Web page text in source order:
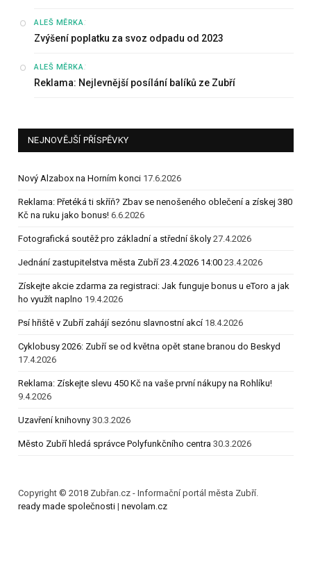
ALEŠ MĚRKA:
Zvýšení poplatku za svoz odpadu od 2023
ALEŠ MĚRKA:
Reklama: Nejlevnější posílání balíků ze Zubří
NEJNOVĚJŠÍ PŘÍSPĚVKY
Nový Alzabox na Horním konci 17.6.2026
Reklama: Přetéká ti skříň? Zbav se nenošeného oblečení a získej 380
Kč na ruku jako bonus! 6.6.2026
Fotografická soutěž pro základní a střední školy 27.4.2026
Jednání zastupitelstva města Zubří 23.4.2026 14:00 23.4.2026
Získejte akcie zdarma za registraci: Jak funguje bonus u eToro a jak
ho využít naplno 19.4.2026
Psí hřiště v Zubří zahájí sezónu slavnostní akcí 18.4.2026
Cyklobusy 2026: Zubří se od května opět stane branou do Beskyd
17.4.2026
Reklama: Získejte slevu 450 Kč na vaše první nákupy na Rohlíku!
9.4.2026
Uzavření knihovny 30.3.2026
Město Zubří hledá správce Polyfunkčního centra 30.3.2026
Copyright © 2018 Zubřan.cz - Informační portál města Zubří.
ready made společnosti | nevolam.cz